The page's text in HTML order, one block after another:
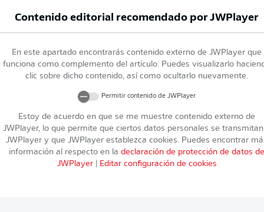
Contenido editorial recomendado porJWPlayer
En este apartado encontrarás contenido externo de JWPlayer que
funciona como complemento del artículo. Puedes visualizarlo
clic sobre dicho contenido, así como ocultarlo nuevamente.
Permitir contenido de JWPlayer
Estoy de acuerdo en que se me muestre contenido externo de
JWPlayer, lo que permite que ciertos datos personales se
JWPlayer y que JWPlayer establezca cookies. Puedes encontrar
información al respecto en la declaración de protección de datos de
JWPlayer| Editar configuración de cookies